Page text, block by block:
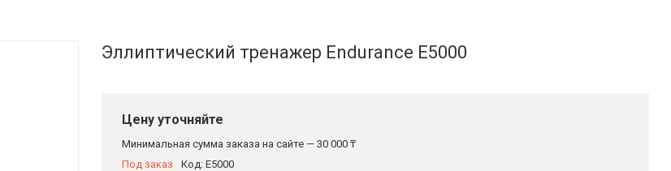
Эллиптический тренажер Endurance E5000
Цену уточняйте
Минимальная сумма заказа на сайте — 30 000 ₸
Под заказ
Код: E5000